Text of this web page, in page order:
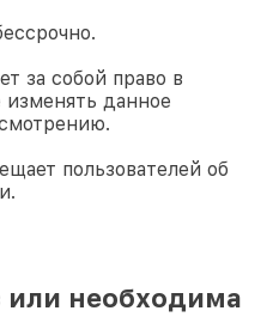
за собой право в
данное
пользователей об
или необходима